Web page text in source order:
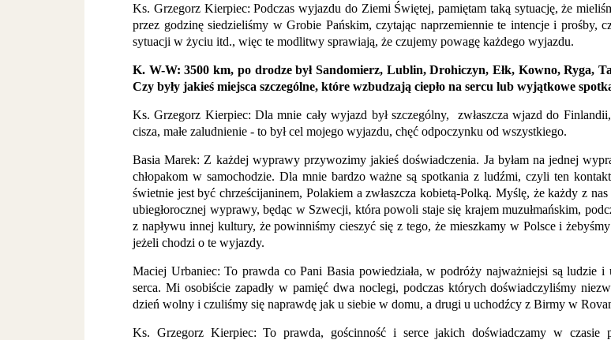
Ks. Grzegorz Kierpiec: Podczas wyjazdu do Ziemi Świętej, pamiętam taką sytuację, że
przez godzinę siedzieliśmy w Grobie Pańskim, czytając naprzemiennie te intencje i prośby,
sytuacji w życiu itd., więc te modlitwy sprawiają, że czujemy powagę każdego wyjazdu.
K. W-W: 3500 km, po drodze był Sandomierz, Lublin, Drohiczyn, Ełk, Kowno, Ryga,
Czy były jakieś miejsca szczególne, które wzbudzają ciepło na sercu lub wyjątkowe
Ks. Grzegorz Kierpiec: Dla mnie cały wyjazd był szczególny, zwłaszcza wjazd do
cisza, małe zaludnienie - to był cel mojego wyjazdu, chęć odpoczynku od wszystkiego.
Basia Marek: Z każdej wyprawy przywozimy jakieś doświadczenia. Ja byłam na jednej
chłopakom w samochodzie. Dla mnie bardzo ważne są spotkania z ludźmi, czyli ten
świetnie jest być chrześcijaninem, Polakiem a zwłaszcza kobietą-Polką. Myślę, że każdy z
ubiegłorocznej wyprawy, będąc w Szwecji, która powoli staje się krajem muzułmańskim,
z napływu innej kultury, że powinniśmy cieszyć się z tego, że mieszkamy w Polsce i
jeżeli chodzi o te wyjazdy.
Maciej Urbaniec: To prawda co Pani Basia powiedziała, w podróży najważniejsi są ludzie
serca. Mi osobiście zapadły w pamięć dwa noclegi, podczas których doświadczyliśmy
dzień wolny i czuliśmy się naprawdę jak u siebie w domu, a drugi u uchodźcy z Birmy w
Ks. Grzegorz Kierpiec: To prawda, gościnność i serce jakich doświadczamy w